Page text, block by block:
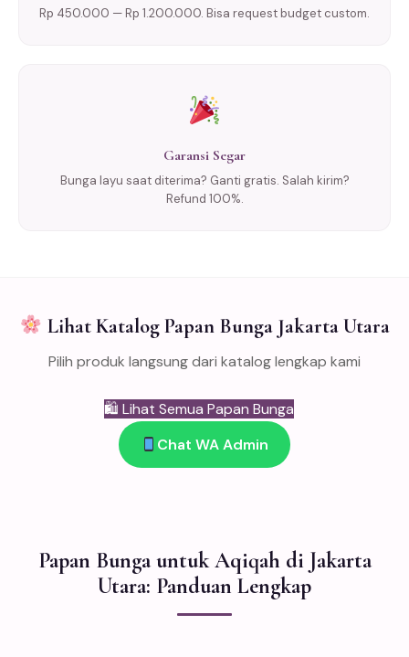
Rp 450.000 — Rp 1.200.000. Bisa request budget custom.
Garansi Segar
Bunga layu saat diterima? Ganti gratis. Salah kirim?
Refund 100%.
Lihat Katalog Papan Bunga Jakarta Utara
Pilih produk langsung dari katalog lengkap kami
🛍 Lihat Semua Papan Bunga
Chat WA Admin
Papan Bunga untuk Aqiqah di Jakarta
Utara: Panduan Lengkap